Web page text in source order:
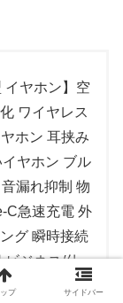
イヤホン】空
ワイヤレス
ホン 耳挟み
ヤホン ブル
漏れ抑制 物
急速充電 外
グ 瞬時接続
ビジネス/仕
ム/スポーツ
ップ サイドバー